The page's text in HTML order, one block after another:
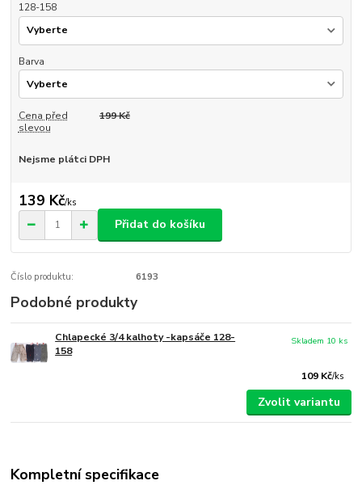
128-158
Barva
Cena před
slevou
199 Kč
Nejsme plátci DPH
139 Kč/ks
Přidat do košíku
Číslo produktu: 6193
Podobné produkty
Chlapecké 3/4 kalhoty -kapsáče 128-
158
109 Kč/ks
Skladem 10 ks
Zvolit variantu
Kompletní specifikace